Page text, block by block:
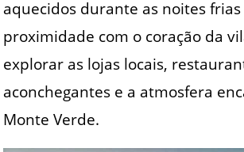
aquecidos durante as noites
proximidade com o coração da
explorar as lojas locais,
aconchegantes e a atmosfera
Monte Verde.